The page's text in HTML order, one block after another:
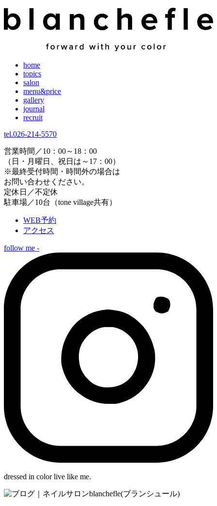
home
topics
salon
menu&price
gallery
journal
recruit
tel.026-214-5570
営業時間／10：00～18：00
（日・月曜日、祝日は～17：00）
※最終受付時間・時間外の場合は
お問い合わせください。
定休日／不定休
駐車場／10台（tone village共有）
WEB予約
アクセス
follow me -
dressed in color live like me.